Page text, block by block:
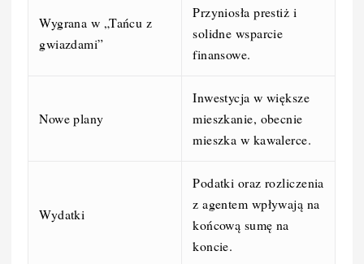
Wygrana w „Tańcu z
gwiazdami”
Przyniosła prestiż i
solidne wsparcie
finansowe.
Nowe plany
Inwestycja w większe
mieszkanie, obecnie
mieszka w kawalerce.
Wydatki
Podatki oraz rozliczenia
z agentem wpływają na
końcową sumę na
koncie.